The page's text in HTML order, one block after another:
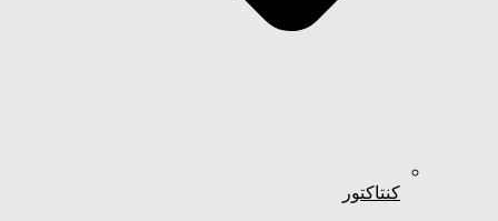
کنتاکتور